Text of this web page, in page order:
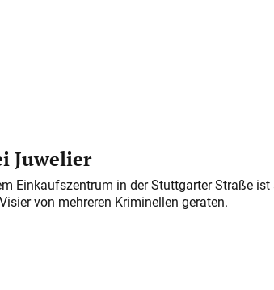
Juwelier
Einkaufszentrum in der Stuttgarter Straße
von mehreren Kriminellen geraten.